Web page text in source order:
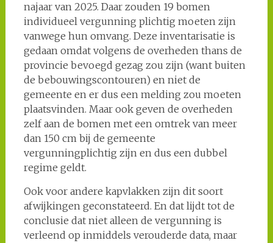
najaar van 2025. Daar zouden 19 bomen
individueel vergunning plichtig moeten zijn
vanwege hun omvang. Deze inventarisatie is
gedaan omdat volgens de overheden thans de
provincie bevoegd gezag zou zijn (want buiten
de bebouwingscontouren) en niet de
gemeente en er dus een melding zou moeten
plaatsvinden. Maar ook geven de overheden
zelf aan de bomen met een omtrek van meer
dan 150 cm bij de gemeente
vergunningplichtig zijn en dus een dubbel
regime geldt.
Ook voor andere kapvlakken zijn dit soort
afwijkingen geconstateerd. En dat lijdt tot de
conclusie dat niet alleen de vergunning is
verleend op inmiddels verouderde data, maar